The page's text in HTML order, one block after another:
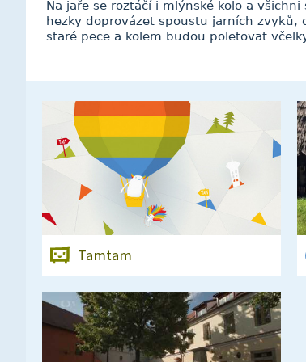
Na jaře se roztáčí i mlýnské kolo a
hezky doprovázet spoustu jarních
staré pece a kolem budou poletovat
Tamtam